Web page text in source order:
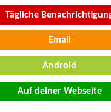
Tägliche
Email
Android
Auf deiner Webseite